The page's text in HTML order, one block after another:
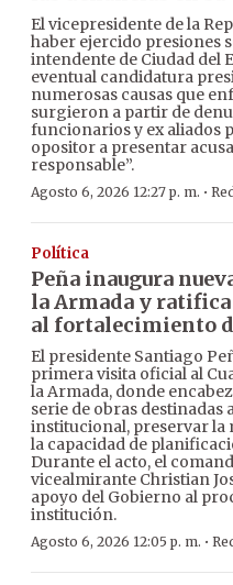
El vicepresidente de la
haber ejercido presiones
intendente de Ciudad del
eventual candidatura
numerosas causas que
surgieron a partir de
funcionarios y ex aliados
opositor a presentar
responsable”.
Agosto 6, 2026 12:27 p. m. ·
Política
Peña inaugura
la Armada y
al fortalecimiento
El presidente Santiago
primera visita oficial al
la Armada, donde
serie de obras
institucional, preservar
la capacidad de
Durante el acto, el
vicealmirante Christian
apoyo del Gobierno al
institución.
Agosto 6, 2026 12:05 p. m. ·